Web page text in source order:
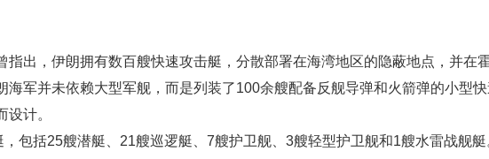
出，伊朗拥有数百艘快速攻击艇，分散部署在海湾地区的隐蔽地点，并在
海军并未依赖大型军舰，而是列装了100余艘配备反舰导弹和火箭弹的小型
计。
包括25艘潜艇、21艘巡逻艇、7艘护卫舰、3艘轻型护卫舰和1艘水雷战舰艇